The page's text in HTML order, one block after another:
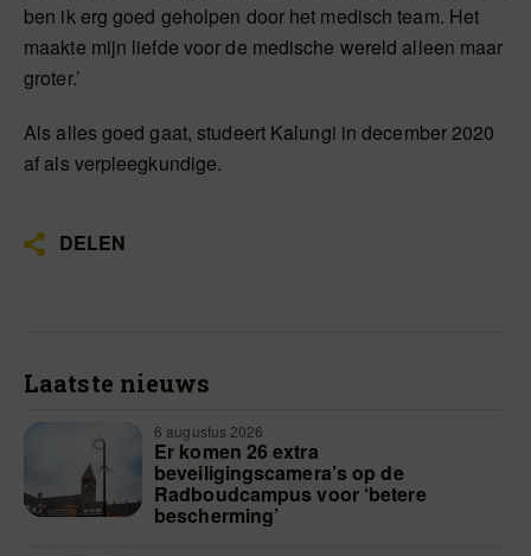
ben ik erg goed geholpen door het medisch team. Het
maakte mijn liefde voor de medische wereld alleen maar
groter.’
Als alles goed gaat, studeert Kalungi in december 2020
af als verpleegkundige.
DELEN
Laatste nieuws
6 augustus 2026
Er komen 26 extra
beveiligingscamera’s op de
Radboudcampus voor ‘betere
bescherming’